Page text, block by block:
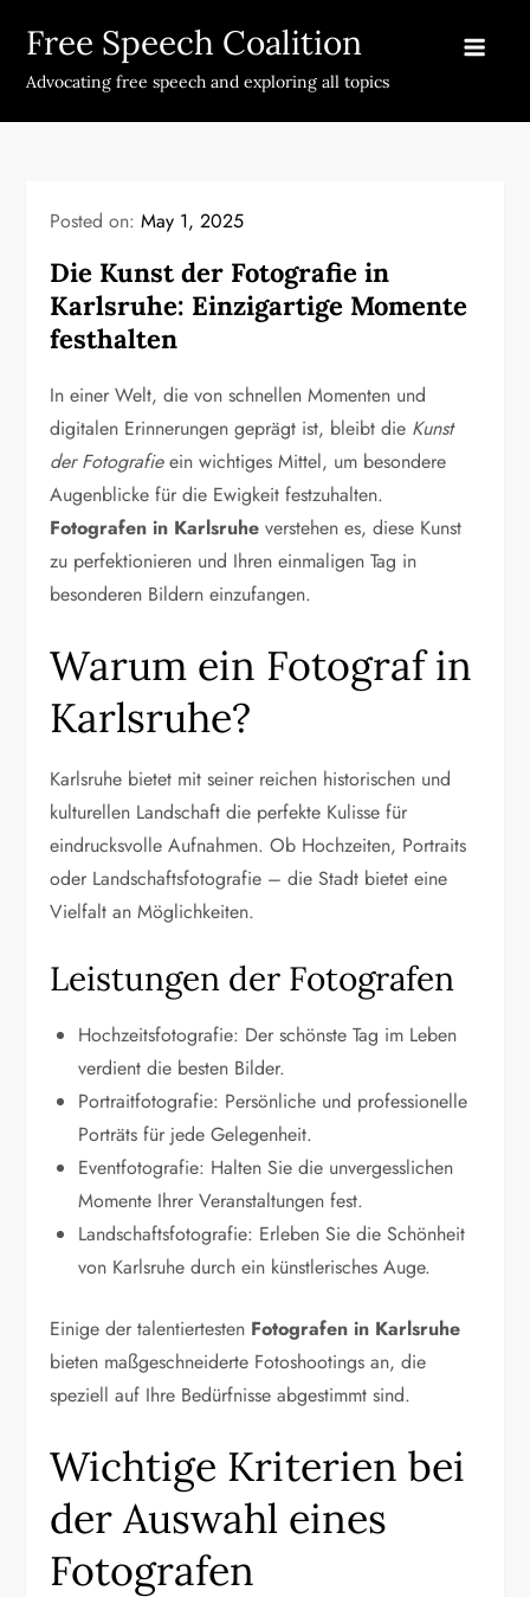
content
Free Speech Coalition
Advocating free speech and exploring all topics
Posted on:May 1, 2025
Die Kunst der Fotografie in
Karlsruhe: Einzigartige Momente
festhalten
In einer Welt, die von schnellen Momenten und
digitalen Erinnerungen geprägt ist, bleibt die Kunst
der Fotografieein wichtiges Mittel, um besondere
Augenblicke für die Ewigkeit festzuhalten.
Fotografen in Karlsruhe verstehen es, diese Kunst
zu perfektionieren und Ihren einmaligen Tag in
besonderen Bildern einzufangen.
Warum ein Fotograf in
Karlsruhe?
Karlsruhe bietet mit seiner reichen historischen und
kulturellen Landschaft die perfekte Kulisse für
eindrucksvolle Aufnahmen. Ob Hochzeiten, Portraits
oder Landschaftsfotografie – die Stadt bietet eine
Vielfalt an Möglichkeiten.
Leistungen der Fotografen
Hochzeitsfotografie: Der schönste Tag im Leben
verdient die besten Bilder.
Portraitfotografie: Persönliche und professionelle
Porträts für jede Gelegenheit.
Eventfotografie: Halten Sie die unvergesslichen
Momente Ihrer Veranstaltungen fest.
Landschaftsfotografie: Erleben Sie die Schönheit
von Karlsruhe durch ein künstlerisches Auge.
Einige der talentiertesten Fotografen in Karlsruhe
bieten maßgeschneiderte Fotoshootings an, die
speziell auf Ihre Bedürfnisse abgestimmt sind.
Wichtige Kriterien bei
der Auswahl eines
Fotografen